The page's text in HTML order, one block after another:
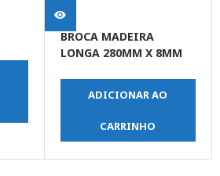
BROCA MADEIRA
LONGA 280MM X 8MM
ADICIONAR AO
CARRINHO